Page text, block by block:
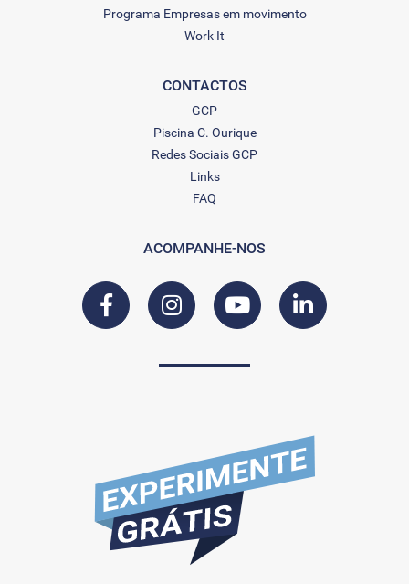
Programa Empresas em movimento
Work It
CONTACTOS
GCP
Piscina C. Ourique
Redes Sociais GCP
Links
FAQ
ACOMPANHE-NOS